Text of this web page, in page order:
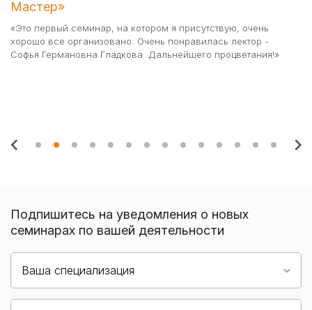
Мастер»
«Это первый семинар, на котором я присутствую, очень
хорошо все организовано. Очень понравилась лектор -
Софья Германовна Гладкова. Дальнейшего процветания!»
Подпишитесь на уведомления о новых
семинарах по вашей деятельности
Ваша специализация